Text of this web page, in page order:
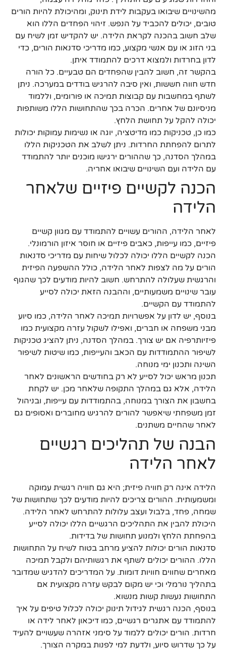
מהשינויים שיבואו בעקבות לידת תינוק, ומהיכולת להיות הורים
טובים, יכולים להכביד על הנפש. זיהוי הפחדים הללו הוא
שלב חשוב בהכנה לקראת הלידה. יש להקדיש זמן לשיח עם
בני הזוג או עם אנשי מקצוע, כמו מדריכי סדנאות הורים, כדי
לדון בחרדות ולמצוא דרכים להתמודד איתן.
בהקשר זה, חשוב להבין שהפחדים הם טבעיים. כל הורה
חדש חווה חששות, ואין סיבה להרגיש בודדים במערכה. ניתן
לשתף במחשבות עם קבוצות תמיכה או פורומים, וללמוד
מניסיונם של אחרים. הכרה בכך שהתחושות הללו משותפות
יכולה להקל על תחושת הלחץ.
כמו כן, טכניקות כמו מדיטציה, יוגה או נשימות עמוקות יכולות
לתרום להפחתת החרדות. ניתן לשלב את הטכניקות הללו
במהלך הסדנה, כך שההורים ירגישו מוכנים יותר להתמודד
עם הלידה ועם השינויים שיבואו אחריה.
הכנה לקשיים פיזיים שלאחר
הלידה
לאחר הלידה, ההורים עשויים להתמודד עם מגוון קשיים
פיזיים, כמו עייפות, כאבים פיזיים או חוסר איזון הורמונלי.
הכנה לקשיים הללו יכולה לכלול שיחות עם מדריכי סדנאות
הורים על מה לצפות לאחר הלידה, כולל ההשפעה הפיזית
והרגשית שעלולה להתרחש. חשוב להיות מודעים לכך שהגוף
עובר שינויים משמעותיים, וההבנה הזאת יכולה לסייע
להתמודד עם הקשיים.
בנוסף, יש לדון על אפשרויות תמיכה לאחר הלידה, כמו סיוע
מבני משפחה או חברים, ואפילו לשקול עזרה מקצועית כמו
פיזיותרפיה אם יש צורך. במהלך הסדנה, ניתן להציג טכניקות
לשיפור ההתמודדות עם הכאב והעייפות, כמו שיטות לשיפור
השינה ותכנון ימי מנוחה.
תכנון מראש יכול לסייע לא רק בחודשים הראשונים לאחר
הלידה, אלא גם במהלך התקופה שלאחר מכן. יש לקחת
בחשבון את הצורך במנוחה, בהתמודדות עם עייפות, ובניהול
זמן משפחתי שיאפשר להורים להרגיש מחוברים ואסופים גם
לאחר שהחיים משתנים.
הבנה של תהליכים רגשיים
לאחר הלידה
הלידה אינה רק חוויה פיזית; היא גם חוויה רגשית עמוקה
ומשמעותית. ההורים צריכים להיות מודעים לכך שתחושות של
שמחה, פחד, בלבול ועצב עלולות להתרחש לאחר הלידה.
היכולת להבין את התהליכים הרגשיים הללו יכולה לסייע
בהפחתת הלחץ ולמנוע תחושות של בדידות.
סדנאות הורים יכולות להציע מרחב בטוח לשיח על התחושות
הללו. ההורים יכולים לשתף את רגשותיהם ולקבל תמיכה
מאחרים שחווים חוויות דומות. על המדריכים להדגיש שמדובר
בתהליך נורמלי וכי יש מקום לבקש עזרה מקצועית אם
התחושות נעשות קשות מנשוא.
בנוסף, הכנה רגשית לגידול תינוק יכולה לכלול טיפים על איך
להתמודד עם אתגרים רגשיים, כמו דיכאון לאחר לידה או
חרדות. הורים יכולים ללמוד על סימני אזהרה שעשויים להעיד
על כך שדרוש סיוע, ולדעת למי לפנות במקרה הצורך.